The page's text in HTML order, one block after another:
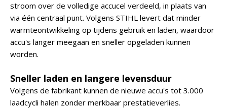
stroom over de volledige accucel verdeeld, in plaats van
via één centraal punt. Volgens STIHL levert dat minder
warmteontwikkeling op tijdens gebruik en laden, waardoor
accu's langer meegaan en sneller opgeladen kunnen
worden.
Sneller laden en langere levensduur
Volgens de fabrikant kunnen de nieuwe accu's tot 3.000
laadcycli halen zonder merkbaar prestatieverlies.